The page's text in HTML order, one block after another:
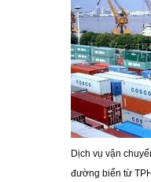
Dịch vụ vận
đường biển từ